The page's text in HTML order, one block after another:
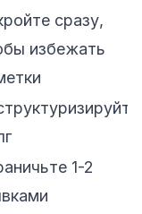
сразу,
избежать
1-2